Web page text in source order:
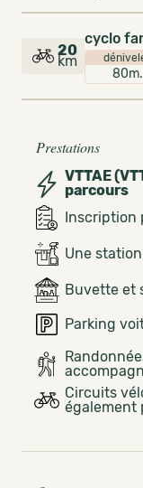
20
km
cyclo
80m.
Prestations
VTTAE
parcours
Inscription
Une
Buvette et
Parking
Circuits
également